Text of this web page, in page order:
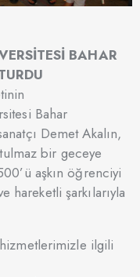
BAHAR
Bahar
Demet Akalın,
bir geceye
aşkın öğrenciyi
hareketli şarkılarıyla
ilgili